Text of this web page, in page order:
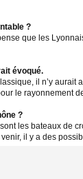
?
que les
évoqué.
il n’y
le rayonnement
?
les bateaux de
il y a des